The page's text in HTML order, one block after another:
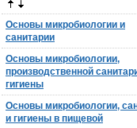
Основы микробиологии и
санитарии
Основы микробиологии,
производственной
гигиены
Основы микробиологии,
и гигиены в пищевой